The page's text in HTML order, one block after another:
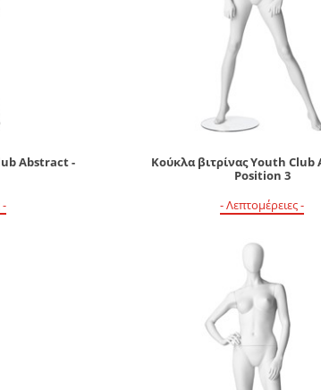
Abstract -
-
Κούκλα βιτρίνας Youth Club
Position 3
- Λεπτομέρειες -